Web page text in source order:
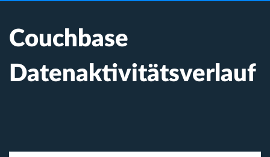
Couchbase
Datenaktivitätsverlauf